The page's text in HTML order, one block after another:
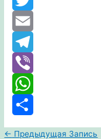
Twitter
Email
Telegram
Viber
WhatsApp
Отправить
← Предыдущая Запись